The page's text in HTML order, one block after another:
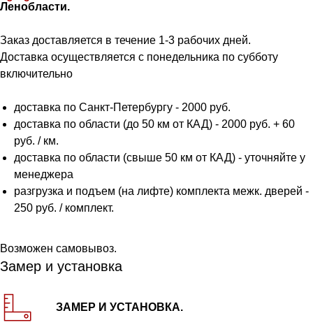
Ленобласти.
Заказ доставляется в течение 1-3 рабочих дней.
Доставка осуществляется с понедельника по субботу
включительно
доставка по Санкт-Петербургу - 2000 руб.
доставка по области (до 50 км от КАД) - 2000 руб. + 60
руб. / км.
доставка по области (свыше 50 км от КАД) - уточняйте у
менеджера
разгрузка и подъем (на лифте) комплекта межк. дверей -
250 руб. / комплект.
Возможен самовывоз.
Замер и установка
ЗАМЕР И УСТАНОВКА.